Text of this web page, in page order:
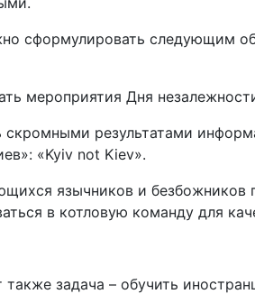
сформулировать следующим
мероприятия Дня
результатами
«Kyiv not Kiev».
язычников и
в котловую команду для
также задача – обучить